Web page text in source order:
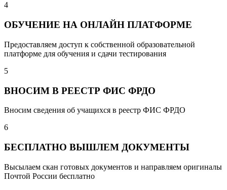
4
ОБУЧЕНИЕ НА ОНЛАЙН ПЛАТФОРМЕ
Предоставляем доступ к собственной образовательной
платформе для обучения и сдачи тестирования
5
ВНОСИМ В РЕЕСТР ФИС ФРДО
Вносим сведения об учащихся в реестр ФИС ФРДО
6
БЕСПЛАТНО ВЫШЛЕМ ДОКУМЕНТЫ
Высылаем скан готовых документов и направляем оригиналы
Почтой России бесплатно